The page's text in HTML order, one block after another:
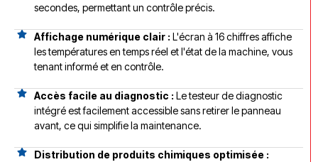
secondes, permettant un contrôle précis.
Affichage numérique clair : L'écran à 16 chiffres affiche
les températures en temps réel et l'état de la machine, vous
tenant informé et en contrôle.
Accès facile au diagnostic : Le testeur de diagnostic
intégré est facilement accessible sans retirer le panneau
avant, ce qui simplifie la maintenance.
Distribution de produits chimiques optimisée :